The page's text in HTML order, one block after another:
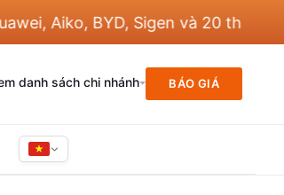
Aiko, BYD, Sigen và 20 thương hiệu
danh sách chi nhánh BÁO GIÁ